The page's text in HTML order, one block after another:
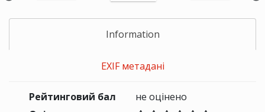
Information
EXIF метадані
Рейтинговий бал
не оцінено